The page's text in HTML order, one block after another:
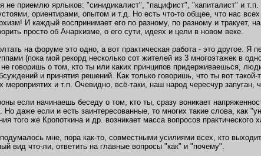
не приемлю ярлыков: "синидикалист", "пацифист", "капиталист" и
ориентирами, опытом и т.д. Но есть что-то общее, что нас
И каждый воспринимает его по разному, по разному и тракует,
просто об Анархизме, о его сути, идеях и цели в новом веке.
на форуме это одно, а вот практическая работа - это другое.
(пока мой рекорд несколько сот жителей из 3 многоэтажек в
говоришь о том, кто ты или каких принципов придерживаешься,
и принятия решений. Как только говоришь, что ты вот
мероприятих и т.п. Очевидно, всё-таки, наш народ чересчур запуган,
если начинаешь беседу о том, кто ты, сразу воникает
даже если и есть заинтересованные, то многих такие слова, как
того же Кропоткина и др. возникает масса вопросов
мне, пора как-то, совместными усилиями всех, кто
вид что-ли, ответить на главные вопросы "как" и "почему".